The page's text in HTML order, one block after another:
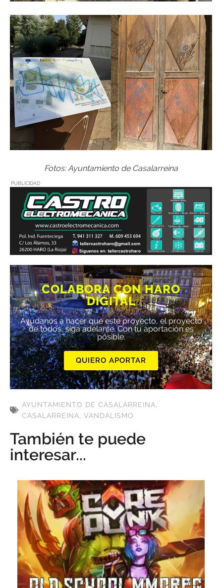
Fotos: Ayuntamiento de Casalarreina
PUBLICIDAD
COLABORA CON HARO
DIGITAL
Ayúdanos a hacer que este proyecto, el proyecto
de todos, siga adelante. Con tu aportación es
posible.
QUIERO APORTAR
AYUNTAMIENTO DE CASALARREINA,
CASALARREINA, VANDALISMO
También te puede
interesar...